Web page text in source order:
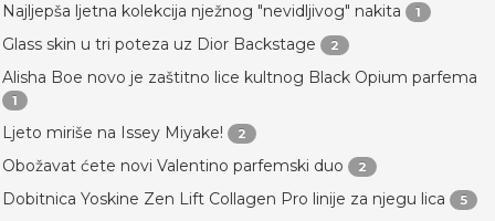
Najljepša ljetna kolekcija nježnog "nevidljivog" nakita 1
Glass skin u tri poteza uz Dior Backstage 2
Alisha Boe novo je zaštitno lice kultnog Black Opium parfema
1
Ljeto miriše na Issey Miyake! 2
Obožavat ćete novi Valentino parfemski duo 2
Dobitnica Yoskine Zen Lift Collagen Pro linije za njegu lica 5